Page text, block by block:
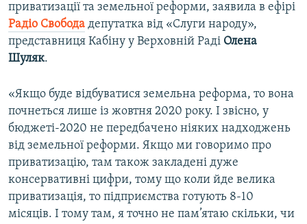
Усі сайти RFE/RL
приватизації та земельної реформи, заявила в ефірі
Радіо Свобода депутатка від «Слуги народу»,
представниця Кабіну у Верховній Раді Олена
Шуляк.
«Якщо буде відбуватися земельна реформа, то вона
почнеться лише із жовтня 2020 року. І звісно, у
бюджеті-2020 не передбачено ніяких надходжень
від земельної реформи. Якщо ми говоримо про
приватизацію, там також закладені дуже
консервативні цифри, тому що коли йде велика
приватизація, то підприємства готують 8-10
місяців. І тому там, я точно не пам’ятаю скільки, чи